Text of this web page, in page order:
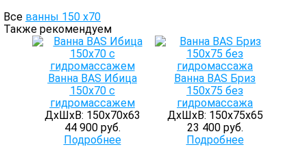
Все ванны 150 х70
Также рекомендуем
Ванна BAS Ибица
150х70 с
гидромассажем
ДхШхВ: 150х70х63
44 900 руб.
Подробнее
Ванна BАS Бриз
150х75 без
гидромассажа
ДхШхВ: 150х75х65
23 400 руб.
Подробнее